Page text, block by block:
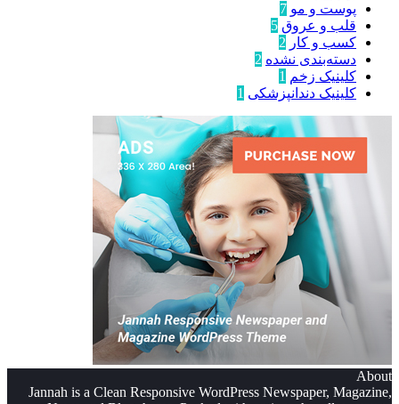
پوست و مو 7
قلب و عروق 5
کسب و کار 2
دسته‌بندی نشده 2
کلینیک زخم 1
کلینیک دندانپزشکی 1
About
Jannah is a Clean Responsive WordPress Newspaper, Magazine,